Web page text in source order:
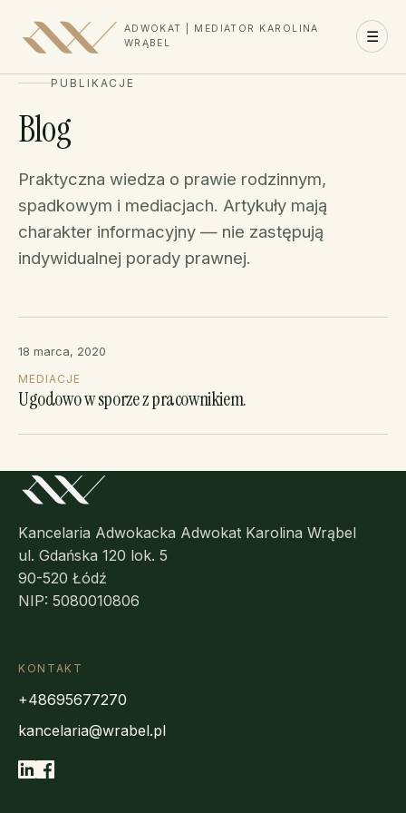
ADWOKAT | MEDIATOR KAROLINA
WRĄBEL
☰
PUBLIKACJE
Blog
Praktyczna wiedza o prawie rodzinnym,
spadkowym i mediacjach. Artykuły mają
charakter informacyjny — nie zastępują
indywidualnej porady prawnej.
18 marca, 2020
MEDIACJE
Ugodowo w sporze z pracownikiem.
Kancelaria Adwokacka Adwokat Karolina Wrąbel
ul. Gdańska 120 lok. 5
90-520 Łódź
NIP: 5080010806
KONTAKT
+48695677270
kancelaria@wrabel.pl